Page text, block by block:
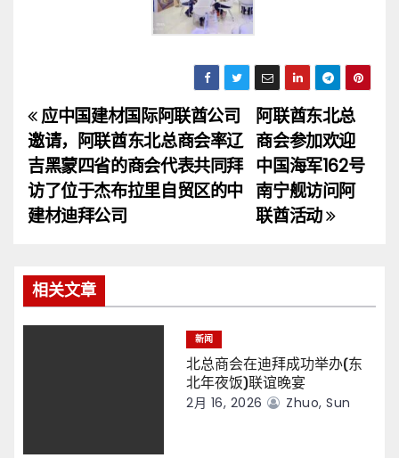
文
章
导
阿联酋东北总
商会参加欢迎
中国海军162号
南宁舰访问阿
联酋活动
应中国建材国际阿联酋公司
邀请，阿联酋东北总商会率辽
吉黑蒙四省的商会代表共同拜
访了位于杰布拉里自贸区的中
建材迪拜公司
相关文章
新闻
北总商会在迪拜成功举办(东
北年夜饭)联谊晚宴
2月 16, 2026 Zhuo, Sun